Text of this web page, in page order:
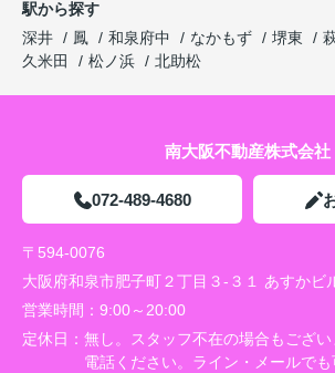
駅から探す
深井
鳳 和泉府中 なかもず 堺東
久米田
松ノ浜 北助松
南大阪不動産株式会社
072-489-4680
〒594-0076
大阪府和泉市肥子町２丁目３-３１ あすかビ
営業時間： 9:00～20:00
定休日： 無し。スタッフ不在の場合もござ
電話ください。ライン・メールで